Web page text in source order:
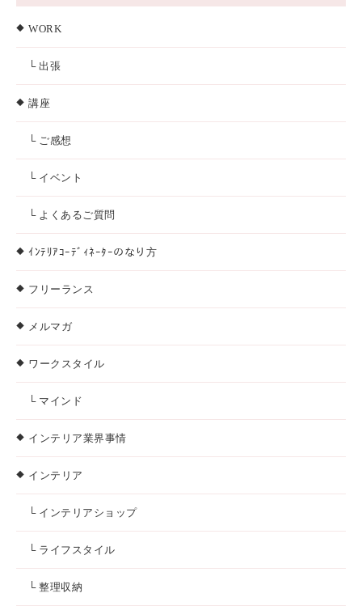
WORK
└ 出張
講座
└ ご感想
└ イベント
└ よくあるご質問
ｲﾝﾃﾘｱｺｰﾃﾞｨﾈｰﾀｰのなり方
フリーランス
メルマガ
ワークスタイル
└ マインド
インテリア業界事情
インテリア
└ インテリアショップ
└ ライフスタイル
└ 整理収納